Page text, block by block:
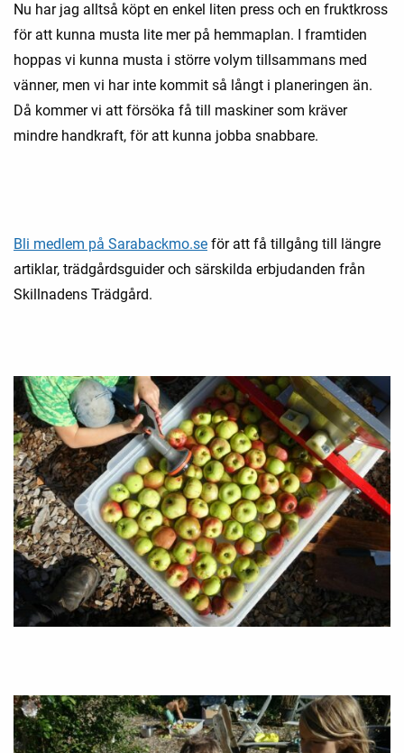
Nu har jag alltså köpt en enkel liten press och en fruktkross
för att kunna musta lite mer på hemmaplan. I framtiden
hoppas vi kunna musta i större volym tillsammans med
vänner, men vi har inte kommit så långt i planeringen än.
Då kommer vi att försöka få till maskiner som kräver
mindre handkraft, för att kunna jobba snabbare.
Bli medlem på Sarabackmo.se för att få tillgång till längre
artiklar, trädgårdsguider och särskilda erbjudanden från
Skillnadens Trädgård.